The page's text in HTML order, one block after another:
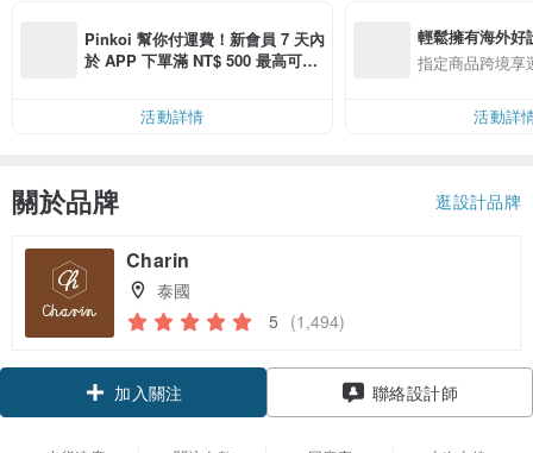
Pinkoi 幫你付運費！新會員 7 天內
於 APP 下單滿 NT$ 500 最高可折
活動詳情
輕鬆擁有海外好
指定商品跨境享
活動詳
關於品牌 逛設計品牌
Charin
泰國
5 (1,494)
領優惠券
加入關注
聯絡設計師